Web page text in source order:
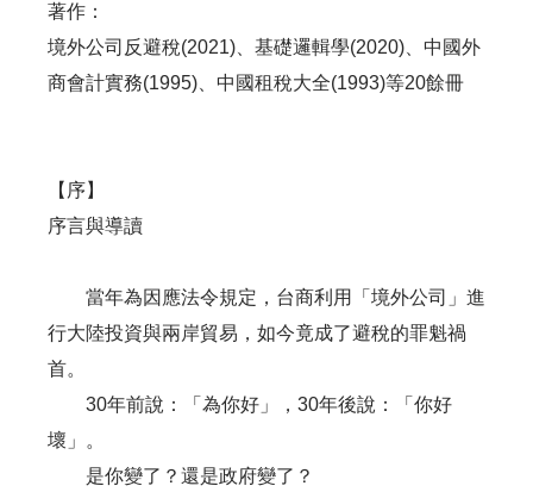
著作：
境外公司反避稅(2021)、基礎邏輯學(2020)、中國外
商會計實務(1995)、中國租稅大全(1993)等20餘冊
【序】
序言與導讀
當年為因應法令規定，台商利用「境外公司」進
行大陸投資與兩岸貿易，如今竟成了避稅的罪魁禍
首。
30年前說：「為你好」，30年後說：「你好
壞」。
是你變了？還是政府變了？